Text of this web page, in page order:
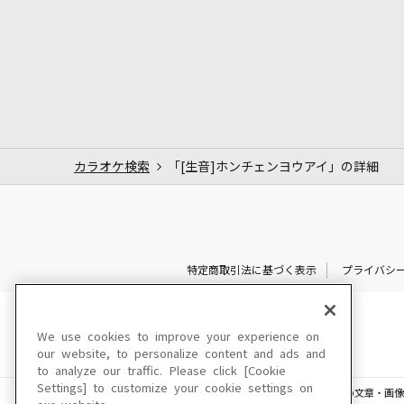
カラオケ検索 「[生音]ホンチェンヨウアイ」の詳細
特定商取引法に基づく表示 プライバシ
このサイトに掲載されている一切の文章・画
We use cookies to improve your experience on
our website, to personalize content and ads and
to analyze our traffic. Please click [Cookie
Settings] to customize your cookie settings on